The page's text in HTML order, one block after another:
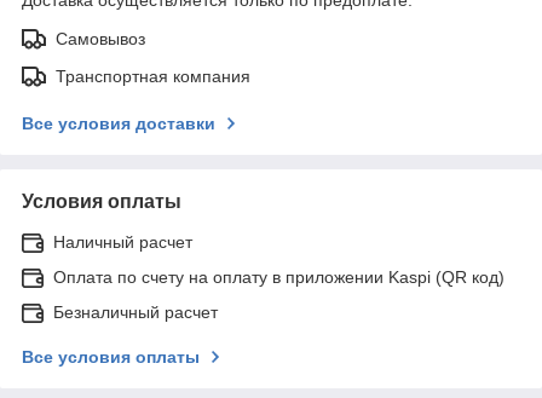
Самовывоз
Транспортная компания
Все условия доставки
Условия оплаты
Наличный расчет
Оплата по счету на оплату в приложении Kaspi (QR код)
Безналичный расчет
Все условия оплаты